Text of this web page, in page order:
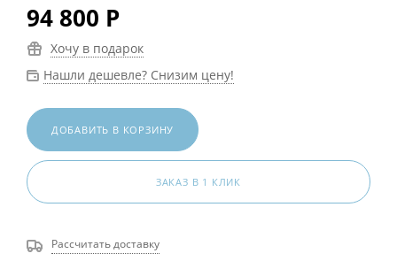
94 800 Р
Хочу в подарок
Нашли дешевле? Снизим цену!
ДОБАВИТЬ В КОРЗИНУ
ЗАКАЗ В 1 КЛИК
Рассчитать доставку